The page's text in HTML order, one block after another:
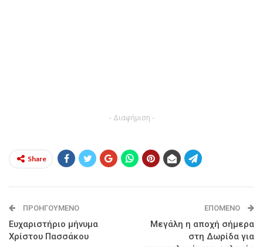
- Διαφήμιση -
Share
ΠΡΟΗΓΟΎΜΕΝΟ
Ευχαριστήριο μήνυμα
Χρίστου Πασσάκου
ΕΠΌΜΕΝΟ
Μεγάλη η αποχή σήμερα
στη Δωρίδα για